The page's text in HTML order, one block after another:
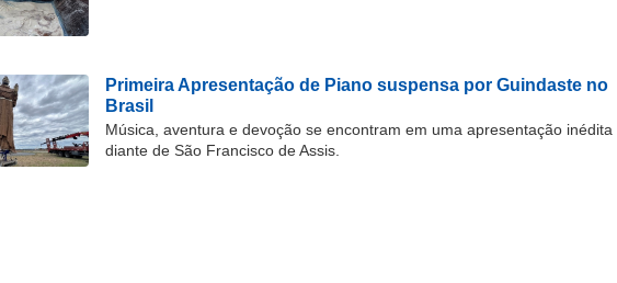
Primeira Apresentação de Piano suspensa por Guindaste no
Brasil
Música, aventura e devoção se encontram em uma apresentação inédita
diante de São Francisco de Assis.